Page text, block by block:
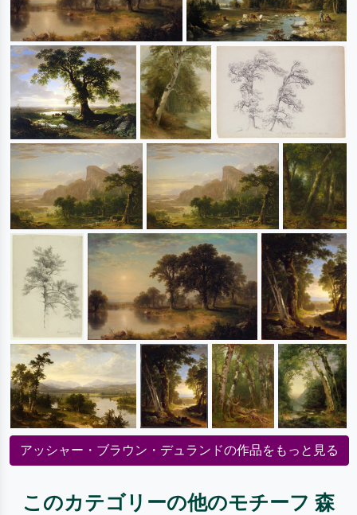
アッシャー・ブラウン・デュランドの作品をもっと見る
このカテゴリーの他のモチーフ 森